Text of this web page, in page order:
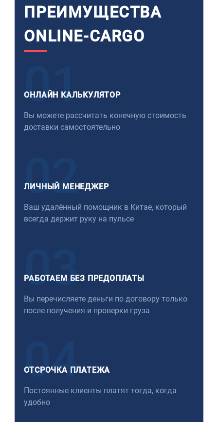
ПРЕИМУЩЕСТВА
ONLINE-CARGO
01
ОНЛАЙН КАЛЬКУЛЯТОР
Вы можете рассчитать конечную стоимость
доставки самостоятельно
02
ЛИЧНЫЙ МЕНЕДЖЕР
Ваш удалённый помощник в Китае, который
всегда держит руку на пульсе
03
РАБОТАЕМ БЕЗ ПРЕДОПЛАТЫ
Вы перечисляете деньги по договору только
после получения и проверки груза
04
ОТСРОЧКА ПЛАТЕЖА
Постоянные клиенты платят тогда, когда
удобно